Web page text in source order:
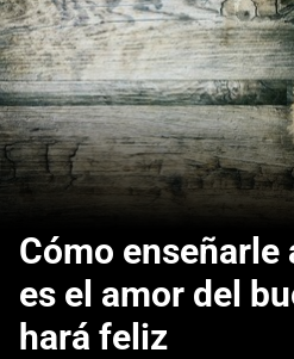
Cómo enseñarle
es el amor del
hará feliz